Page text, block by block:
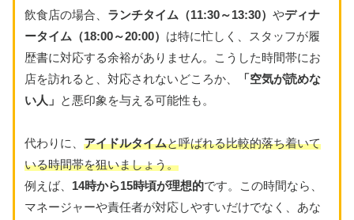
飲食店の場合、 ランチタイム（11:30～13:30） やディナ
ータイム（18:00～20:00） は特に忙しく、スタッフが履
歴書に対応する余裕がありません。こうした時間帯にお
店を訪れると、対応されないどころか、
「空気が読めな
い人」 と悪印象を与える可能性も。
代わりに、 アイドルタイムと呼ばれる比較的落ち着いて
いる時間帯を狙いましょう。
例えば、 14時から15時頃が理想的です。この時間なら、
マネージャーや責任者が対応しやすいだけでなく、あな